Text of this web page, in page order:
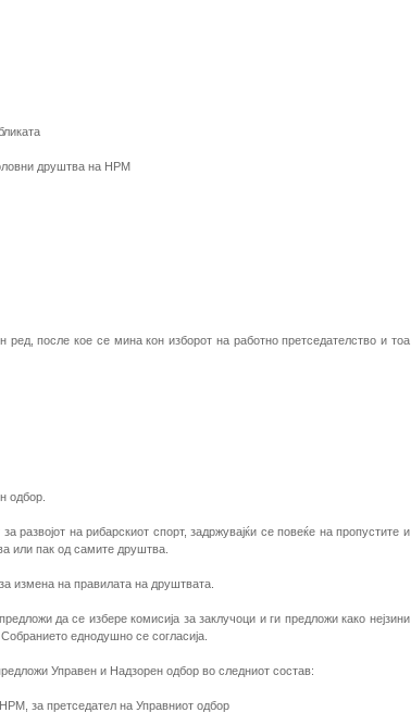
друштва на НРМ
ред, после кое се мина кон изборот на работно претседателство и тоа
одбор.
развојот на рибарскиот спорт, задржувајќи се повеќе на пропустите и
или пак од самите друштва.
измена на правилата на друштвата.
да се избере комисија за заклучоци и ги предложи како нејзини
еднодушно се согласија.
Управен и Надзорен одбор во следниот состав:
за претседател на Управниот одбор